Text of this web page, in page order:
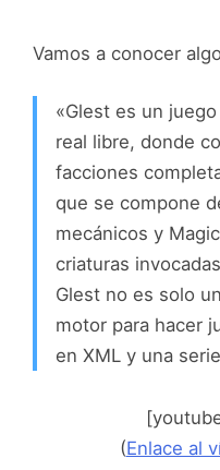
Vamos a conocer
«Glest es un
real libre, donde
facciones
que se compone
mecánicos y
criaturas
Glest no es solo
motor para hacer
en XML y una
(Enlace al